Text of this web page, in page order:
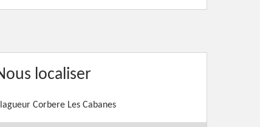
localiser
Corbere Les Cabanes